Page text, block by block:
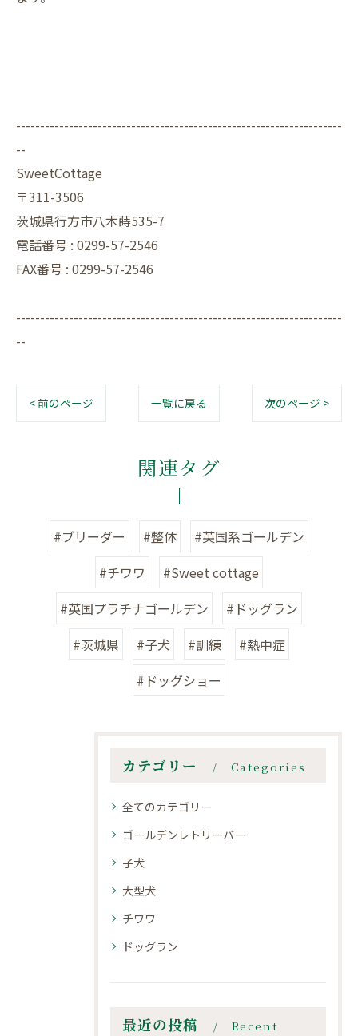
--------------------------------------------------------------------
--
SweetCottage
〒311-3506
茨城県行方市八木蒔535-7
電話番号 : 0299-57-2546
FAX番号 : 0299-57-2546
--------------------------------------------------------------------
--
< 前のページ 一覧に戻る 次のページ >
関連タグ
#ブリーダー #整体
#英国系ゴールデン
#チワワ
#Sweet cottage
#英国プラチナゴールデン
#ドッグラン
#茨城県
#子犬 #訓練
#熱中症
#ドッグショー
カテゴリー Categories
全てのカテゴリー
ゴールデンレトリーバー
子犬
大型犬
チワワ
ドッグラン
最近の投稿
Recent